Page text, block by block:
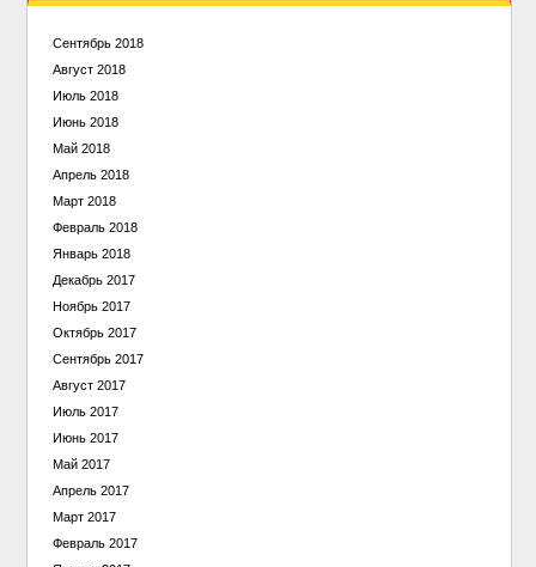
Сентябрь 2018
Август 2018
Июль 2018
Июнь 2018
Май 2018
Апрель 2018
Март 2018
Февраль 2018
Январь 2018
Декабрь 2017
Ноябрь 2017
Октябрь 2017
Сентябрь 2017
Август 2017
Июль 2017
Июнь 2017
Май 2017
Апрель 2017
Март 2017
Февраль 2017